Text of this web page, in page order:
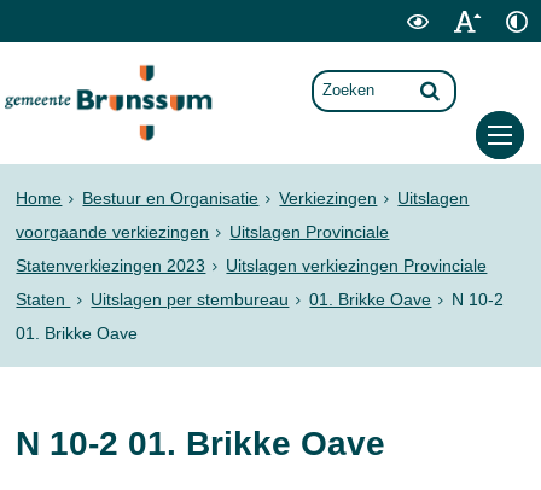
Home Bestuur en Organisatie Verkiezingen
Uitslagen
voorgaande verkiezingen
Uitslagen Provinciale
Statenverkiezingen 2023
Uitslagen verkiezingen Provinciale
Staten
Uitslagen per stembureau 01. Brikke Oave
N 10-2
01. Brikke Oave
N 10-2 01. Brikke Oave